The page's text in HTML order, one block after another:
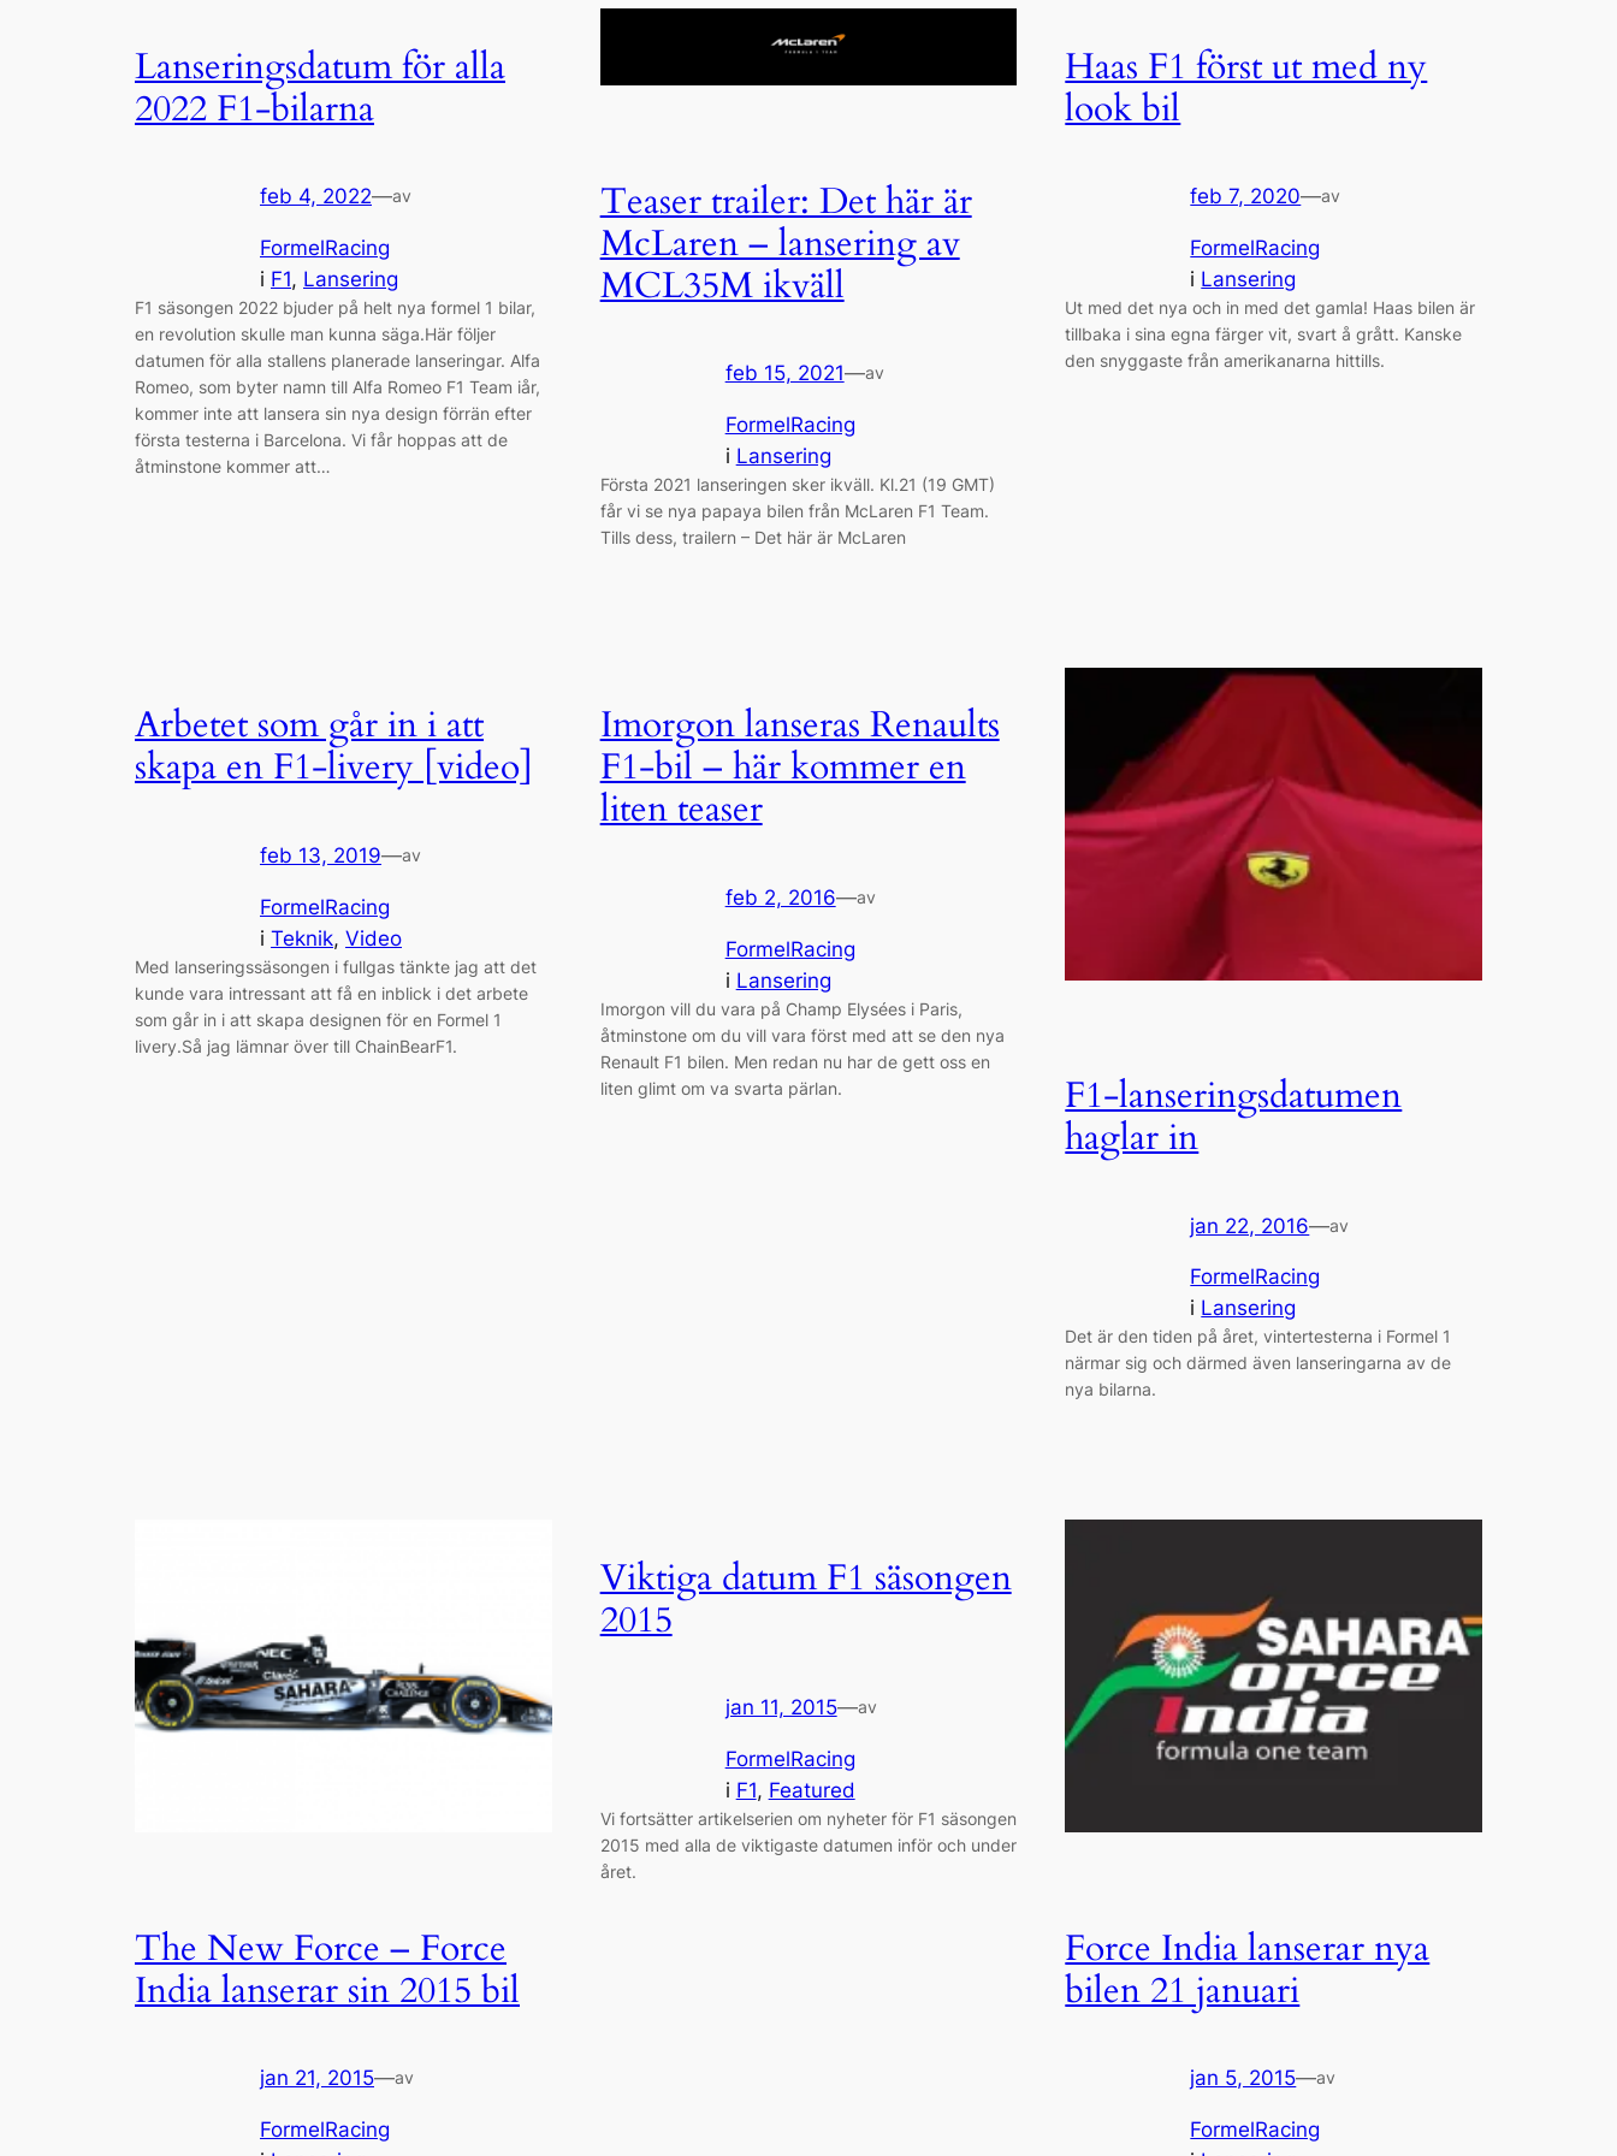
Lanseringsdatum för alla
2022 F1-bilarna
feb 4, 2022—av
FormelRacing
i F1, Lansering
F1 säsongen 2022 bjuder på helt nya formel 1 bilar,
en revolution skulle man kunna säga.Här följer
datumen för alla stallens planerade lanseringar. Alfa
Romeo, som byter namn till Alfa Romeo F1 Team iår,
kommer inte att lansera sin nya design förrän efter
första testerna i Barcelona. Vi får hoppas att de
åtminstone kommer att…
Teaser trailer: Det här är
McLaren – lansering av
MCL35M ikväll
feb 15, 2021—av
FormelRacing
i Lansering
Första 2021 lanseringen sker ikväll. Kl.21 (19 GMT)
får vi se nya papaya bilen från McLaren F1 Team.
Tills dess, trailern – Det här är McLaren
Haas F1 först ut med ny
look bil
feb 7, 2020—av
FormelRacing
i Lansering
Ut med det nya och in med det gamla! Haas bilen är
tillbaka i sina egna färger vit, svart å grått. Kanske
den snyggaste från amerikanarna hittills.
Arbetet som går in i att
skapa en F1-livery [video]
feb 13, 2019—av
FormelRacing
i Teknik, Video
Med lanseringssäsongen i fullgas tänkte jag att det
kunde vara intressant att få en inblick i det arbete
som går in i att skapa designen för en Formel 1
livery.Så jag lämnar över till ChainBearF1.
Imorgon lanseras Renaults
F1-bil – här kommer en
liten teaser
feb 2, 2016—av
FormelRacing
i Lansering
Imorgon vill du vara på Champ Elysées i Paris,
åtminstone om du vill vara först med att se den nya
Renault F1 bilen. Men redan nu har de gett oss en
liten glimt om va svarta pärlan.
F1-lanseringsdatumen
haglar in
jan 22, 2016—av
FormelRacing
i Lansering
Det är den tiden på året, vintertesterna i Formel 1
närmar sig och därmed även lanseringarna av de
nya bilarna.
The New Force – Force
India lanserar sin 2015 bil
jan 21, 2015—av
FormelRacing
Viktiga datum F1 säsongen
2015
jan 11, 2015—av
FormelRacing
i F1, Featured
Vi fortsätter artikelserien om nyheter för F1 säsongen
2015 med alla de viktigaste datumen inför och under
året.
Force India lanserar nya
bilen 21 januari
jan 5, 2015—av
FormelRacing